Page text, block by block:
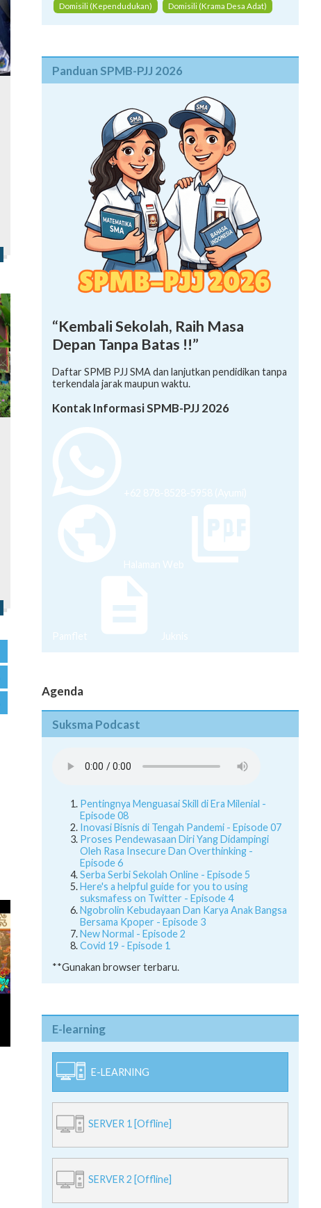
Domisili (Kependudukan)
Domisili (Krama Desa Adat)
Panduan SPMB-PJJ 2026
“Kembali Sekolah, Raih Masa
Depan Tanpa Batas !!”
Daftar SPMB PJJ SMA dan lanjutkan pendidikan tanpa
terkendala jarak maupun waktu.
Kontak Informasi SPMB-PJJ 2026
+62 878-8528-5958 (Ayumi)
Halaman Web
Pamflet Juknis
Agenda
Suksma Podcast
Pentingnya Menguasai Skill di Era Milenial -
Episode 08
Inovasi Bisnis di Tengah Pandemi - Episode 07
Proses Pendewasaan Diri Yang Didampingi
Oleh Rasa Insecure Dan Overthinking -
Episode 6
Serba Serbi Sekolah Online - Episode 5
Here's a helpful guide for you to using
suksmafess on Twitter - Episode 4
Ngobrolin Kebudayaan Dan Karya Anak Bangsa
Bersama Kpoper - Episode 3
New Normal - Episode 2
Covid 19 - Episode 1
**Gunakan browser terbaru.
E-learning
E-LEARNING
SERVER 1 [Offline]
SERVER 2 [Offline]